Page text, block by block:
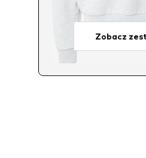
Zobacz